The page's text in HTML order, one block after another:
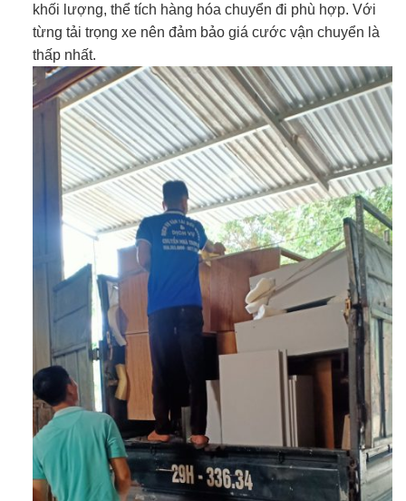
khối lượng, thể tích hàng hóa chuyển đi phù hợp. Với
từng tải trọng xe nên đảm bảo giá cước vận chuyển là
thấp nhất.